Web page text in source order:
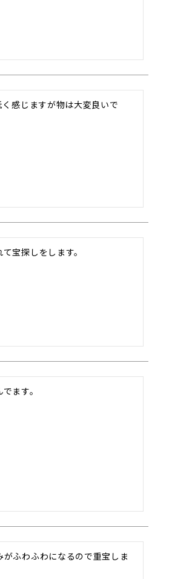
感じますが物は大変良いで
宝探しをします。
ます。
ふわふわになるので重宝しま